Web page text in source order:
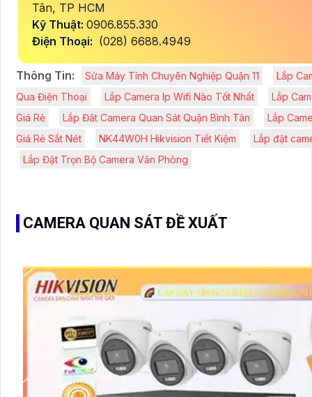
Tân, TP HCM
Kỹ Thuật: 0906.855.330
Điện Thoại: (028) 6688.4949
Thông Tin: Sửa Máy Tính Chuyên Nghiệp Quận 11
Lắp
Qua Điện Thoại
Lắp Camera Ip Wifi Nào Tốt Nhất
Lắp
Giá Rẻ
Lắp Đăt Camera Quan Sát Quận Bình Tân
Lắp
Giá Rẻ Sắt Nét
NK44W0H Hikvision Tiết Kiệm
Lắp đặt
Lắp Đặt Trọn Bộ Camera Văn Phòng
CAMERA QUAN SÁT ĐỀ XUẤT